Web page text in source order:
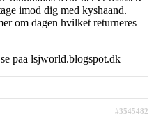
imod dig med kyshaand.
om dagen hvilket returneres
paa lsjworld.blogspot.dk
#3545482